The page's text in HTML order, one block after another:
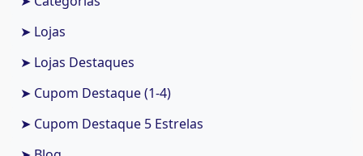
➤ Lojas
➤ Lojas Destaques
➤ Cupom Destaque (1-4)
➤ Cupom Destaque 5 Estrelas